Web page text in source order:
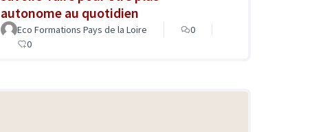
autonome au quotidien
Eco Formations Pays de la Loire
0
0